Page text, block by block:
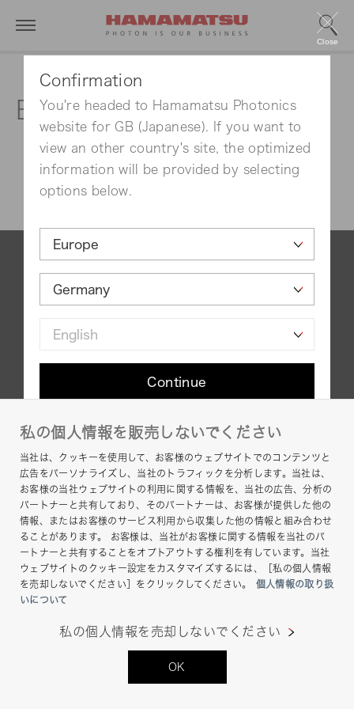
Confirmation
You're headed to Hamamatsu Photonics
website for GB (Japanese). If you want to
view an other country's site, the optimized
information will be provided by selecting
options below.
Continue
In order to use this website comfortably, we use
cookies. For cookie details please see our cookie
policy.
Cookie Policy
Close
Events 2020
Contact us
Cookies Policy
Terms of Use
Site Map
Copyright © Hamamatsu Photonics K.K. and its
私の個人情報を販売しないでください
当社は、クッキーを使用して、お客様のウェブサイトでのコンテンツと
広告をパーソナライズし、当社のトラフィックを分析します。当社は、
お客様の当社ウェブサイトの利用に関する情報を、当社の広告、分析の
パートナーと共有しており、そのパートナーは、お客様が提供した他の
情報、またはお客様のサービス利用から収集した他の情報と組み合わせ
ることがあります。 お客様は、当社がお客様に関する情報を当社のパ
ートナーと共有することをオプトアウトする権利を有しています。当社
ウェブサイトのクッキー設定をカスタマイズするには、［私の個人情報
を売却しないでください］をクリックしてください。
個人情報の取り扱
いについて
私の個人情報を売却しないでください
OK